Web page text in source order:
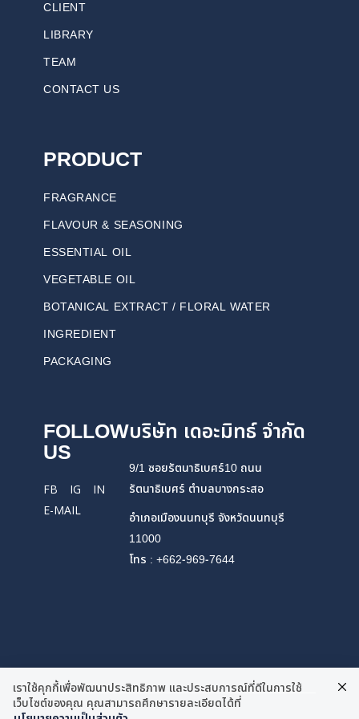
CLIENT
LIBRARY
TEAM
CONTACT US
PRODUCT
FRAGRANCE
FLAVOUR & SEASONING
ESSENTIAL OIL
VEGETABLE OIL
BOTANICAL EXTRACT / FLORAL WATER
INGREDIENT
PACKAGING
FOLLOW
US
FB IG
IN
E-MAIL
บริษัท เดอะมิทธ์ จำกัด
9/1 ซอยรัตนาธิเบศร์10 ถนน
รัตนาธิเบศร์ ตำบลบางกระสอ
อำเภอเมืองนนทบุรี จังหวัดนนทบุรี
11000
โทร : +662-969-7644
เราใช้คุกกี้เพื่อพัฒนาประสิทธิภาพ และประสบการณ์ที่ดีในการใช้
เว็บไซต์ของคุณ คุณสามารถศึกษารายละเอียดได้ที่